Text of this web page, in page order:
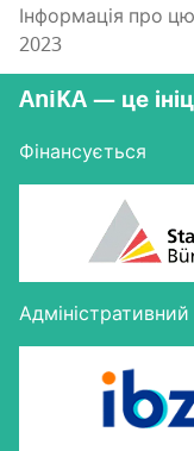
Інформація про
2023
AniKA — це
Фінансується
Адміністративний